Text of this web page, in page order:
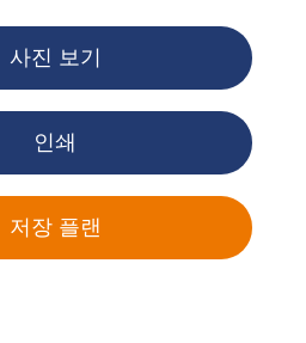
사진 보기
인쇄
저장 플랜